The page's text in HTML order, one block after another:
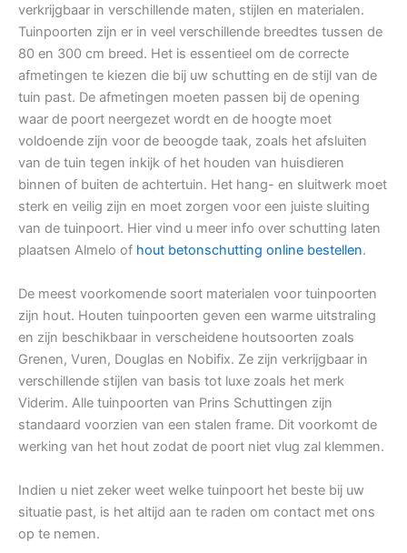
verkrijgbaar in verschillende maten, stijlen en materialen.
Tuinpoorten zijn er in veel verschillende breedtes tussen de
80 en 300 cm breed. Het is essentieel om de correcte
afmetingen te kiezen die bij uw schutting en de stijl van de
tuin past. De afmetingen moeten passen bij de opening
waar de poort neergezet wordt en de hoogte moet
voldoende zijn voor de beoogde taak, zoals het afsluiten
van de tuin tegen inkijk of het houden van huisdieren
binnen of buiten de achtertuin. Het hang- en sluitwerk moet
sterk en veilig zijn en moet zorgen voor een juiste sluiting
van de tuinpoort. Hier vind u meer info over schutting laten
plaatsen Almelo of hout betonschutting online bestellen.
De meest voorkomende soort materialen voor tuinpoorten
zijn hout. Houten tuinpoorten geven een warme uitstraling
en zijn beschikbaar in verscheidene houtsoorten zoals
Grenen, Vuren, Douglas en Nobifix. Ze zijn verkrijgbaar in
verschillende stijlen van basis tot luxe zoals het merk
Viderim. Alle tuinpoorten van Prins Schuttingen zijn
standaard voorzien van een stalen frame. Dit voorkomt de
werking van het hout zodat de poort niet vlug zal klemmen.
Indien u niet zeker weet welke tuinpoort het beste bij uw
situatie past, is het altijd aan te raden om contact met ons
op te nemen.